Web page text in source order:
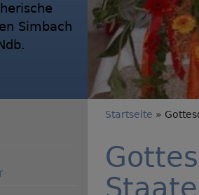
Simbach
Startseite